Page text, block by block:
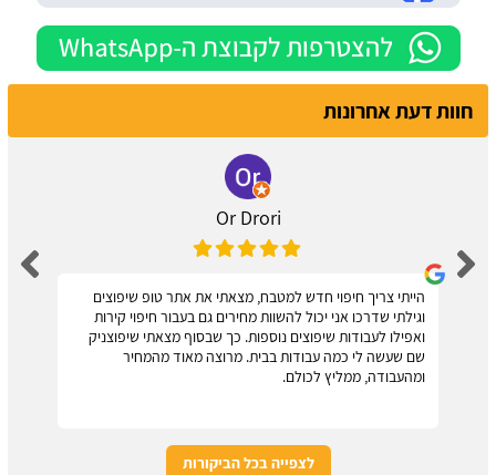
חוות דעת אחרונות
Or Drori
הייתי צריך חיפוי חדש למטבח, מצאתי את אתר טופ שיפוצים
וגילתי שדרכו אני יכול להשוות מחירים גם בעבור חיפוי קירות
ואפילו לעבודות שיפוצים נוספות. כך שבסוף מצאתי שיפוצניק
שם שעשה לי כמה עבודות בבית. מרוצה מאוד מהמחיר
ומהעבודה, ממליץ לכולם.
לצפייה בכל הביקורות